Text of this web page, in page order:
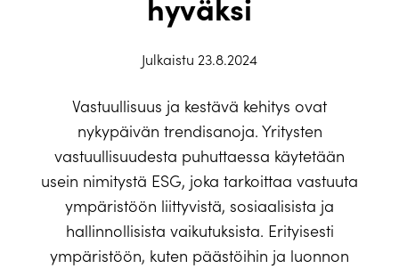
Julkaistu 23.8.2024
Vastuullisuus ja kestävä kehitys ovat
nykypäivän trendisanoja. Yritysten
vastuullisuudesta puhuttaessa käytetään
usein nimitystä ESG, joka tarkoittaa vastuuta
ympäristöön liittyvistä, sosiaalisista ja
hallinnollisista vaikutuksista. Erityisesti
ympäristöön, kuten päästöihin ja luonnon